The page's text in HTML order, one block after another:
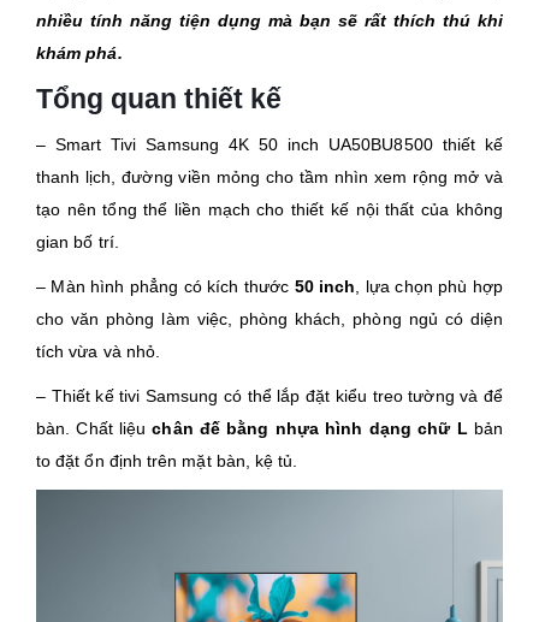
nhiều tính năng tiện dụng mà bạn sẽ rất thích thú khi
khám phá.
Tổng quan thiết kế
– Smart Tivi Samsung 4K 50 inch UA50BU8500 thiết kế
thanh lịch, đường viền mỏng cho tầm nhìn xem rộng mở và
tạo nên tổng thể liền mạch cho thiết kế nội thất của không
gian bố trí.
– Màn hình phẳng có kích thước 50 inch, lựa chọn phù hợp
cho văn phòng làm việc, phòng khách, phòng ngủ có diện
tích vừa và nhỏ.
– Thiết kế tivi Samsung có thể lắp đặt kiểu treo tường và để
bàn. Chất liệuchân đế bằng nhựa hình dạng chữ Lbản
to đặt ổn định trên mặt bàn, kệ tủ.